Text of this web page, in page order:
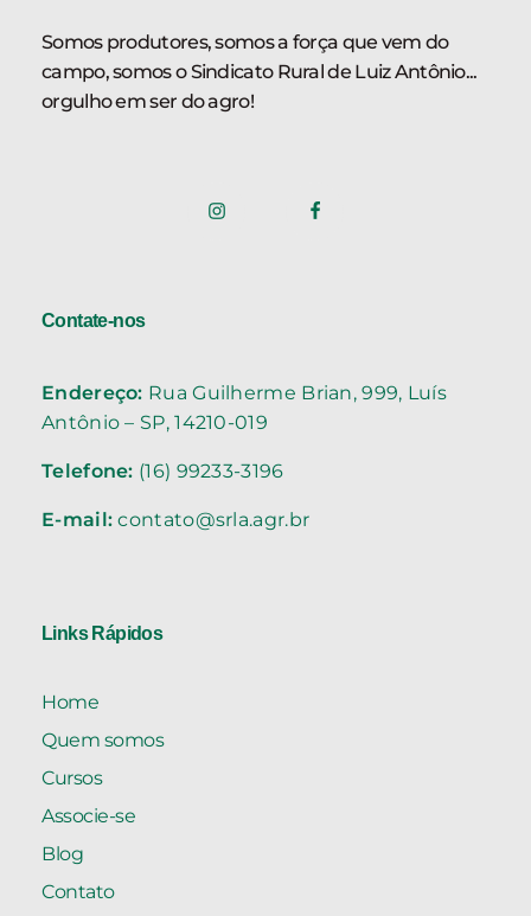
Somos produtores, somos a força que vem do
campo, somos o Sindicato Rural de Luiz Antônio...
orgulho em ser do agro!
Contate-nos
Endereço: Rua Guilherme Brian, 999, Luís
Antônio – SP, 14210-019
Telefone: (16) 99233-3196
E-mail: contato@srla.agr.br
Links Rápidos
Home
Quem somos
Cursos
Associe-se
Blog
Contato